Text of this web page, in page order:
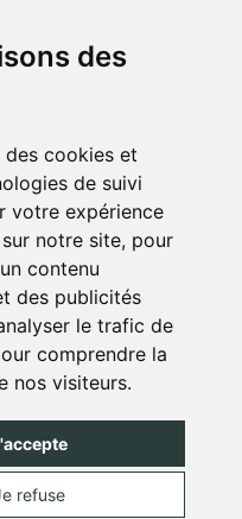
des
des cookies et
de suivi
votre expérience
notre site, pour
contenu
des publicités
le trafic de
comprendre la
nos visiteurs.
refuse
sécurisé
et livraison
en Click & Collect
à domicile
en Point Relais
réservés